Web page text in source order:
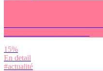
15%
En detail
#actualité